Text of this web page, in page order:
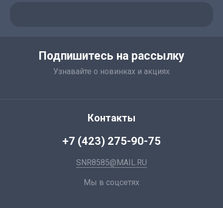
Подпишитесь на рассылку
Узнавайте о новинках и акциях
Контакты
+7 (423) 275-90-75
SNR8585@MAIL.RU
Мы в соцсетях